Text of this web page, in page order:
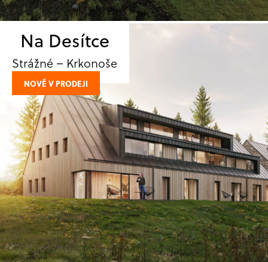
Na Desítce
Strážné – Krkonoše
NOVĚ V PRODEJI